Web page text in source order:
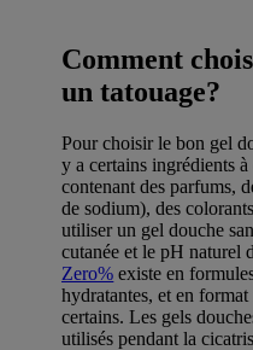
Comment
un tatouage?
Pour choisir le bon gel
y a certains ingrédients
contenant des parfums,
de sodium), des
utiliser un gel douche
cutanée et le pH naturel
Zero% existe en
hydratantes, et en
certains. Les gels
utilisés pendant la